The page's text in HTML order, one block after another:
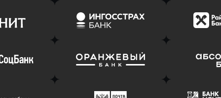
заявку
Оправить заявку
в АТБ Банк
в Драйв
заявку
Банк
Оправить заявку
в Ингосстрах Банк
в
заявку
Оправить заявку